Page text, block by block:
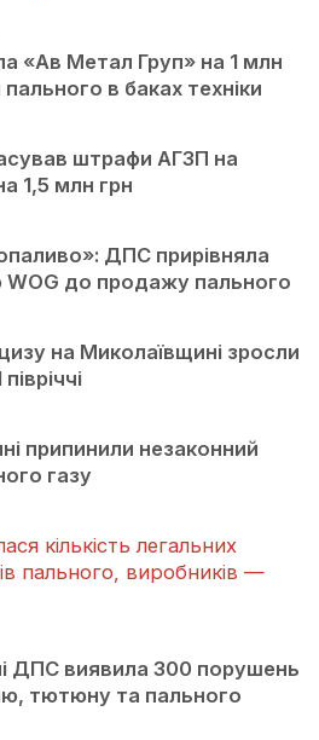
«Ав Метал Груп» на 1 млн
пального в баках техніки
штрафи АГЗП на
1,5 млн грн
ДПС прирівняла
WOG до продажу пального
на Миколаївщині зросли
припинили незаконний
газу
кількість легальних
пального, виробників —
ДПС виявила 300 порушень
тютюну та пального